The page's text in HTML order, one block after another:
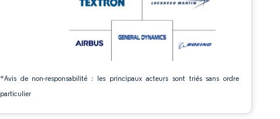
*Avis de non-responsabilité : les principaux acteurs sont triés sans ordre
particulier